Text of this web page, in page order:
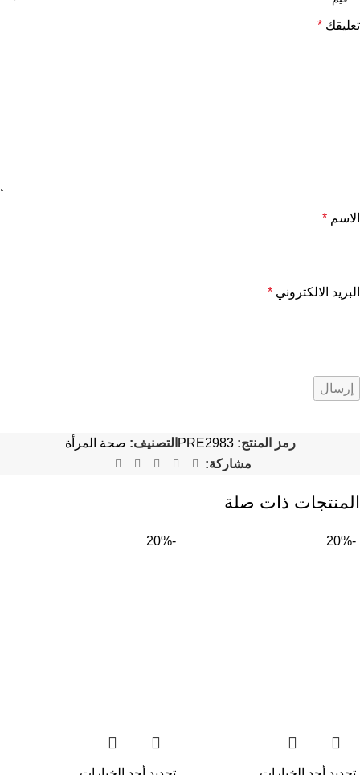
تعليقك *
الاسم *
البريد الالكتروني *
رمز المنتج:PRE2983 التصنيف: صحة المرأة
مشاركة:
المنتجات ذات صلة
-20%
-20%